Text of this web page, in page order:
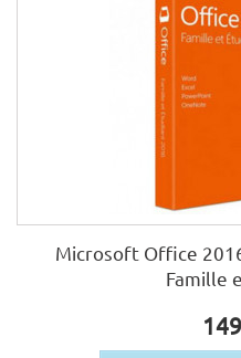
Microsoft Office
Famille